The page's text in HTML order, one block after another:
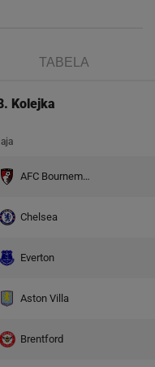
TABELA
Kolejka
AFC Bournemouth
Chelsea
Everton
Aston Villa
Brentford